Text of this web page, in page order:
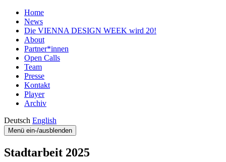
Home
News
Die VIENNA DESIGN WEEK wird 20!
About
Partner*innen
Open Calls
Team
Presse
Kontakt
Player
Archiv
Deutsch English
Menü ein-/ausblenden
Stadtarbeit 2025